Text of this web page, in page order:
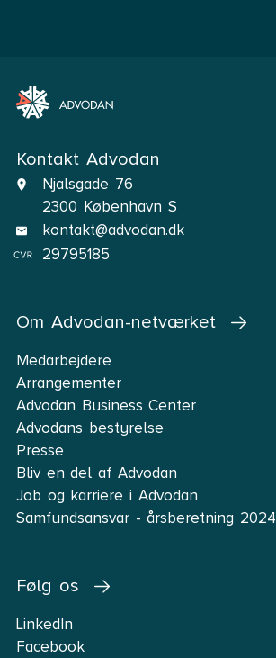
Kontakt Advodan
Njalsgade 76
2300 København S
kontakt@advodan.dk
29795185
Om Advodan-netværket
Medarbejdere
Arrangementer
Advodan Business Center
Advodans bestyrelse
Presse
Bliv en del af Advodan
Job og karriere i Advodan
Samfundsansvar - årsberetning 2024
Følg os
LinkedIn
Facebook